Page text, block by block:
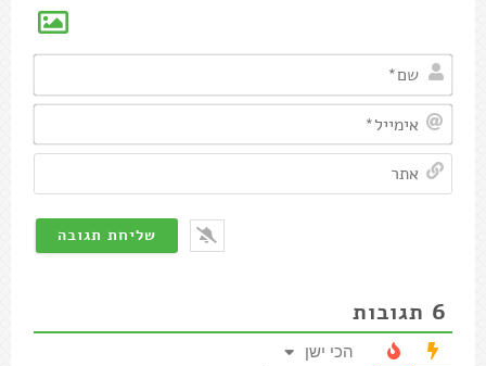
6 תגובות
הכי ישן